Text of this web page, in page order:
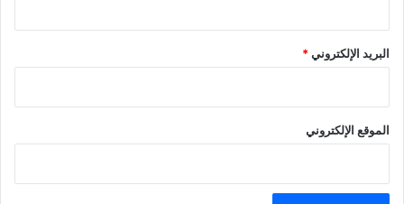
البريد الإلكتروني*
الموقع الإلكتروني